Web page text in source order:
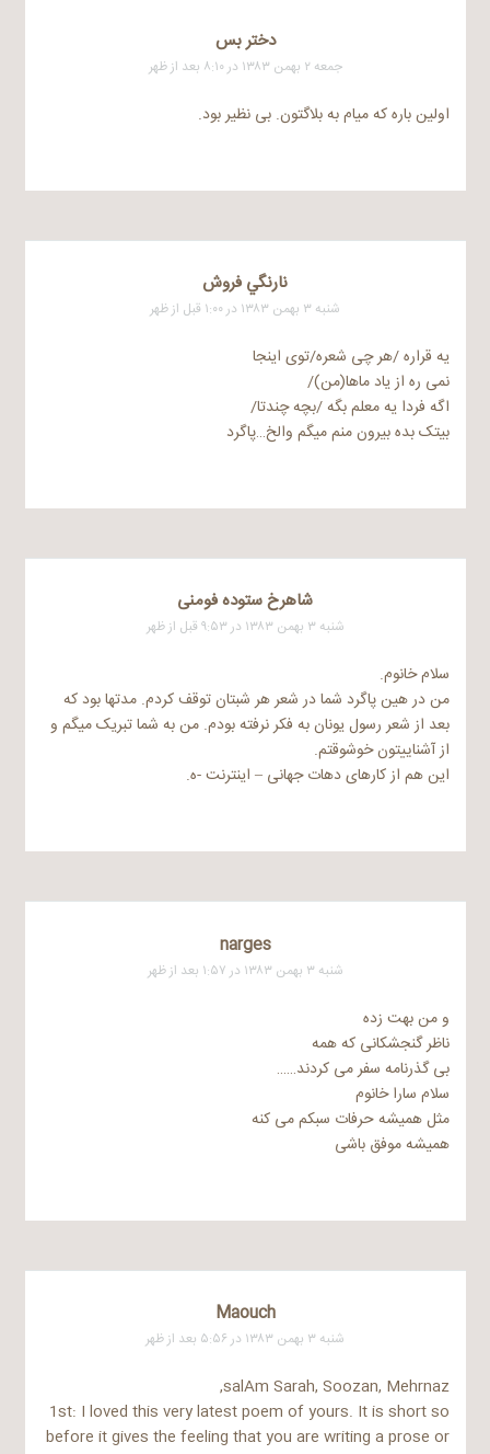
دختر بس
جمعه ۲ بهمن ۱۳۸۳ در ۸:۱۰ بعد از ظهر
اولین باره که میام به بلاگتون. بی نظیر بود.
نارنگي فروش
شنبه ۳ بهمن ۱۳۸۳ در ۱:۰۰ قبل از ظهر
یه قراره /هر چی شعره/توی اینجا
نمی ره از یاد ماها(من)/
اگه فردا یه معلم بگه /بچه چندتا/
بیتک بده بیرون منم میگم والخ…پاگرد
شاهرخ ستوده فومنی
شنبه ۳ بهمن ۱۳۸۳ در ۹:۵۳ قبل از ظهر
سلام خانوم.
من در هین پاگرد شما در شعر هر شبتان توقف کردم. مدتها بود که
بعد از شعر رسول یونان به فکر نرفته بودم. من به شما تبریک میگم و
از آشناییتون خوشوقتم.
این هم از کارهای دهات جهانی – اینترنت -ه.
narges
شنبه ۳ بهمن ۱۳۸۳ در ۱:۵۷ بعد از ظهر
و من بهت زده
ناظر گنجشکانی که همه
بی گذرنامه سفر می کردند……
سلام سارا خانوم
مثل همیشه حرفات سبکم می کنه
همیشه موفق باشی
Maouch
شنبه ۳ بهمن ۱۳۸۳ در ۵:۵۶ بعد از ظهر
salAm Sarah, Soozan, Mehrnaz,
1st: I loved this very latest poem of yours. It is short so
before it gives the feeling that you are writing a prose or